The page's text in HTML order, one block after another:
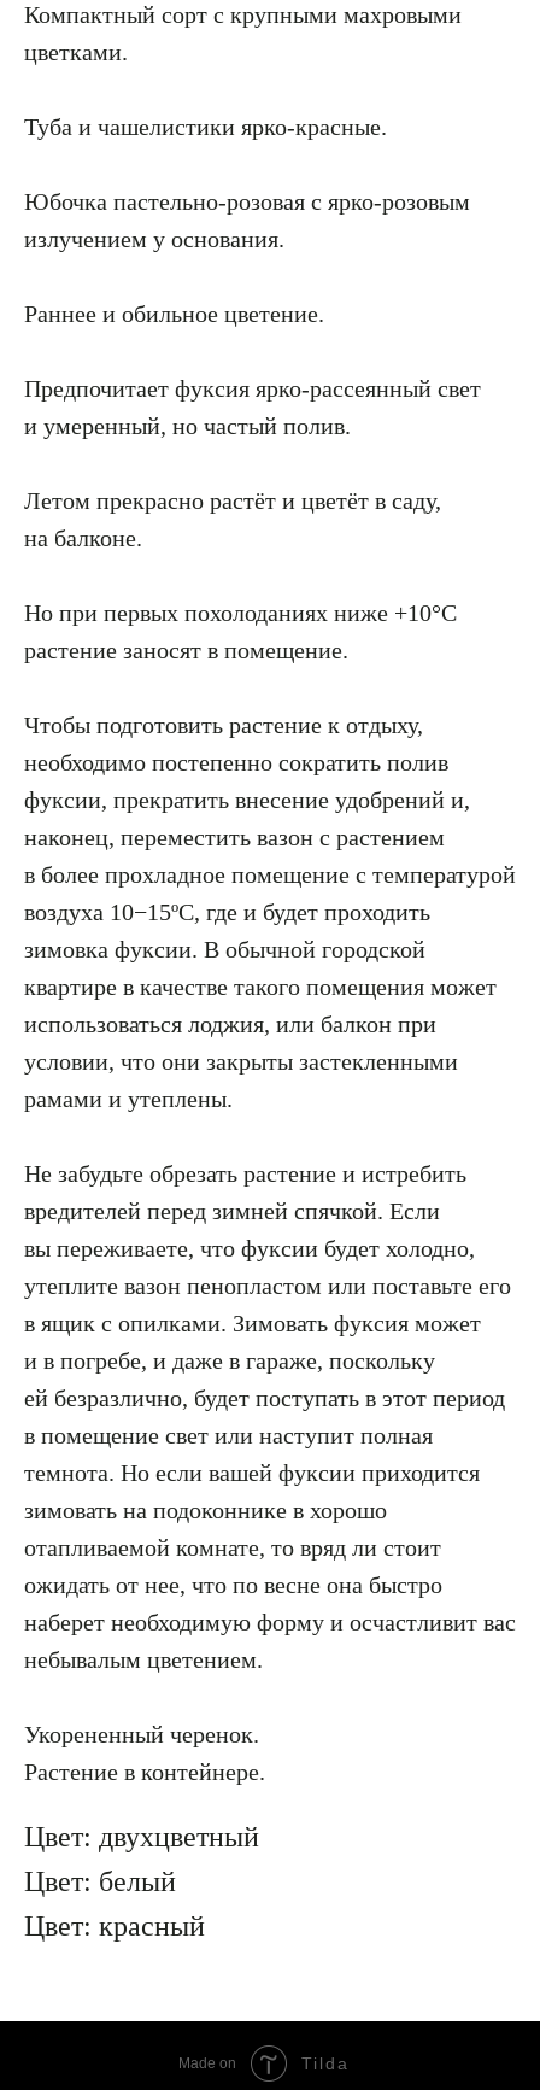
Компактный сорт с крупными махровыми
цветками.
Туба и чашелистики ярко-красные.
Юбочка пастельно-розовая с ярко-розовым
излучением у основания.
Раннее и обильное цветение.
Предпочитает фуксия ярко-рассеянный свет
и умеренный, но частый полив.
Летом прекрасно растёт и цветёт в саду,
на балконе.
Но при первых похолоданиях ниже +10°С
растение заносят в помещение.
Чтобы подготовить растение к отдыху,
необходимо постепенно сократить полив
фуксии, прекратить внесение удобрений и,
наконец, переместить вазон с растением
в более прохладное помещение с температурой
воздуха 10−15ºC, где и будет проходить
зимовка фуксии. В обычной городской
квартире в качестве такого помещения может
использоваться лоджия, или балкон при
условии, что они закрыты застекленными
рамами и утеплены.
Не забудьте обрезать растение и истребить
вредителей перед зимней спячкой. Если
вы переживаете, что фуксии будет холодно,
утеплите вазон пенопластом или поставьте его
в ящик с опилками. Зимовать фуксия может
и в погребе, и даже в гараже, поскольку
ей безразлично, будет поступать в этот период
в помещение свет или наступит полная
темнота. Но если вашей фуксии приходится
зимовать на подоконнике в хорошо
отапливаемой комнате, то вряд ли стоит
ожидать от нее, что по весне она быстро
наберет необходимую форму и осчастливит вас
небывалым цветением.
Укорененный черенок.
Растение в контейнере.
Цвет: двухцветный
Цвет: белый
Цвет: красный
Made on Tilda